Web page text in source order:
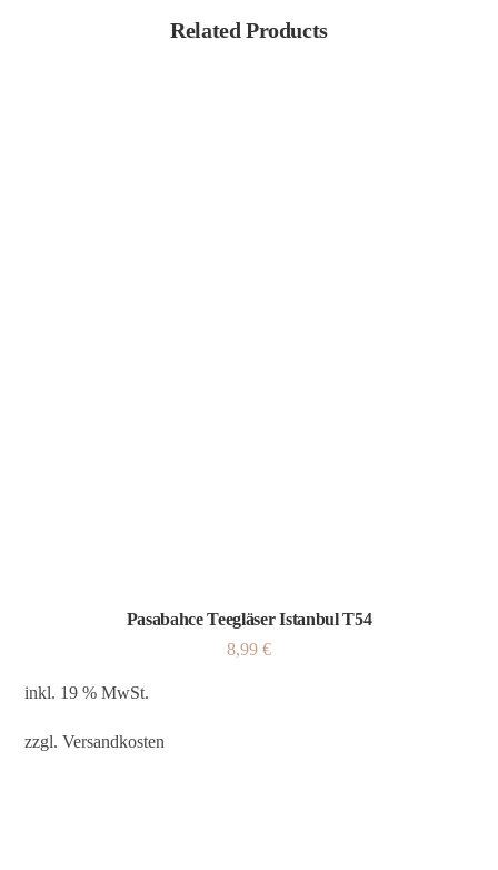
Related Products
Pasabahce Teegläser Istanbul T54
8,99 €
inkl. 19 % MwSt.
zzgl.Versandkosten